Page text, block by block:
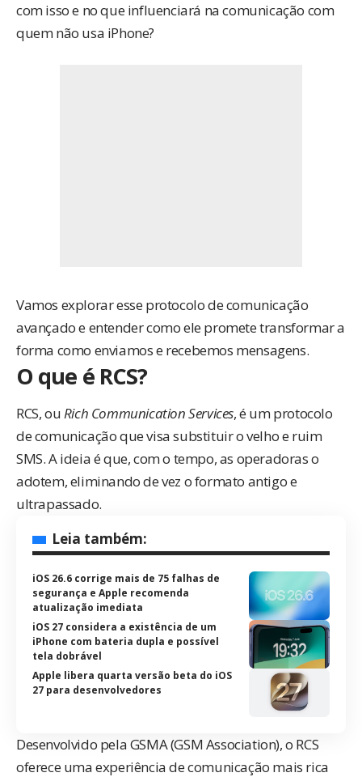
com isso e no que influenciará na comunicação com
quem não usa iPhone?
Vamos explorar esse protocolo de comunicação
avançado e entender como ele promete transformar a
forma como enviamos e recebemos mensagens.
O que é RCS?
RCS, ouRich Communication Services, é um protocolo
de comunicação que visa substituir o velho e ruim
SMS. A ideia é que, com o tempo, as operadoras o
adotem, eliminando de vez o formato antigo e
ultrapassado.
Leia também:
iOS 26.6 corrige mais de 75 falhas de
segurança e Apple recomenda
atualização imediata
iOS 27 considera a existência de um
iPhone com bateria dupla e possível
tela dobrável
Apple libera quarta versão beta do iOS
27 para desenvolvedores
Desenvolvido pela GSMA (GSM Association), o RCS
oferece uma experiência de comunicação mais rica